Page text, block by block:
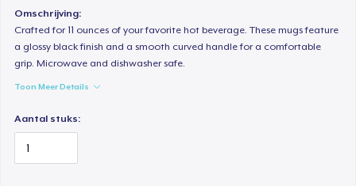
Omschrijving:
Crafted for 11 ounces of your favorite hot beverage. These mugs feature
a glossy black finish and a smooth curved handle for a comfortable
grip. Microwave and dishwasher safe.
Toon Meer Details
Aantal stuks: